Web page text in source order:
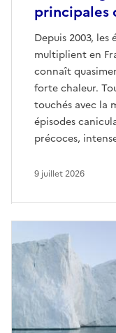
principales
Depuis 2003, les
multiplient en
connaît
forte chaleur.
touchés avec la
épisodes
précoces,
9 juillet 2026